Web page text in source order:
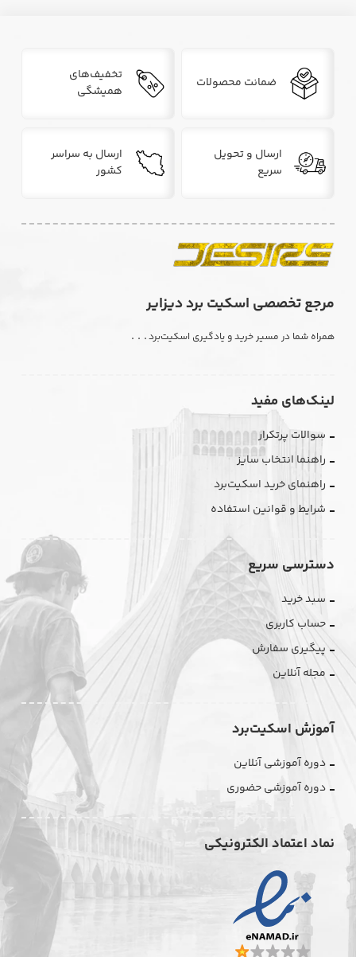
ضمانت محصولات
تخفیف‌های
همیشگی
ارسال و تحویل
سریع
ارسال به سراسر
کشور
مرجع تخصصی اسکیت برد دیزایر
همراه شما در مسیر خرید و یادگیری اسکیت‌برد. . .
لینک‌های مفید
سوالات پرتکرار
راهنما انتخاب سایز
راهنمای خرید اسکیت‌برد
شرایط و قوانین استفاده
دسترسی سریع
سبد خرید
حساب کاربری
پیگیری سفارش
مجله آنلاین
آموزش اسکیت‌برد
دوره آموزشی آنلاین
دوره آموزشی حضوری
نماد اعتماد الکترونیکی